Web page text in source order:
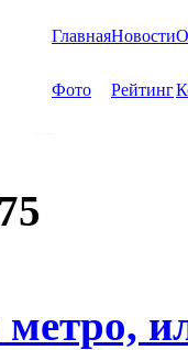
ГлавнаяНовости
Фото Рейтинг